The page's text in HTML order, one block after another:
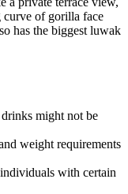
curve of gorilla face
has the biggest luwak
might not be
weight requirements
with certain